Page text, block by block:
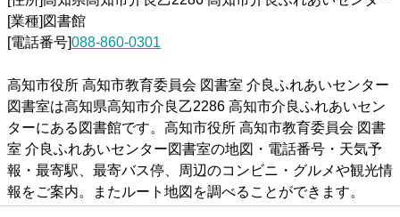
[業種]図書館
[電話番号]088-860-0301
高知市役所 高知市教育委員会 図書室 介良ふれあいセンター
図書室は高知県高知市介良乙2286 高知市介良ふれあいセン
ターにある図書館です。高知市役所 高知市教育委員会 図書
室 介良ふれあいセンター図書室の地図・電話番号・天気予
報・最寄駅、最寄バス停、周辺のコンビニ・グルメや観光情
報をご案内。またルート地図を調べることができます。